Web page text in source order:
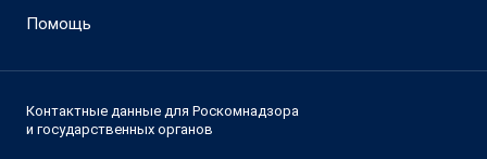
Помощь
Контактные данные для Роскомнадзора
и государственных органов